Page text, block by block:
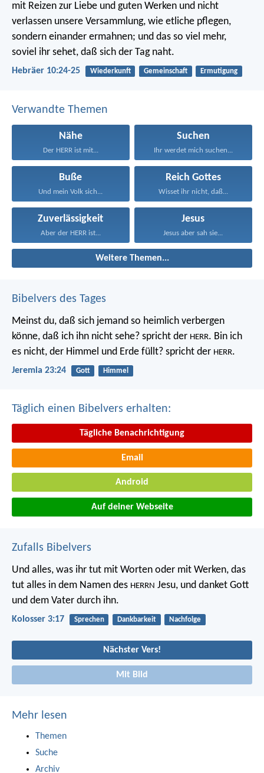
mit Reizen zur Liebe und guten Werken und nicht
verlassen unsere Versammlung, wie etliche pflegen,
sondern einander ermahnen; und das so viel mehr,
soviel ihr sehet, daß sich der Tag naht.
Hebräer 10:24-25 Wiederkunft Gemeinschaft Ermutigung
Verwandte Themen
Nähe
Der HERR ist mit...
Suchen
Ihr werdet mich suchen...
Buße
Und mein Volk sich...
Reich Gottes
Wisset ihr nicht, daß...
Zuverlässigkeit
Aber der HERR ist...
Jesus
Jesus aber sah sie...
Weitere Themen...
Bibelvers des Tages
Meinst du, daß sich jemand so heimlich verbergen
könne, daß ich ihn nicht sehe? spricht der HERR. Bin ich
es nicht, der Himmel und Erde füllt? spricht der HERR.
Jeremia 23:24 Gott Himmel
Täglich einen Bibelvers erhalten:
Tägliche Benachrichtigung
Email
Android
Auf deiner Webseite
Zufalls Bibelvers
Und alles, was ihr tut mit Worten oder mit Werken, das
tut alles in dem Namen des HERRN Jesu, und danket Gott
und dem Vater durch ihn.
Kolosser 3:17 Sprechen Dankbarkeit Nachfolge
Nächster Vers!
Mit Bild
Mehr lesen
Themen
Suche
Archiv